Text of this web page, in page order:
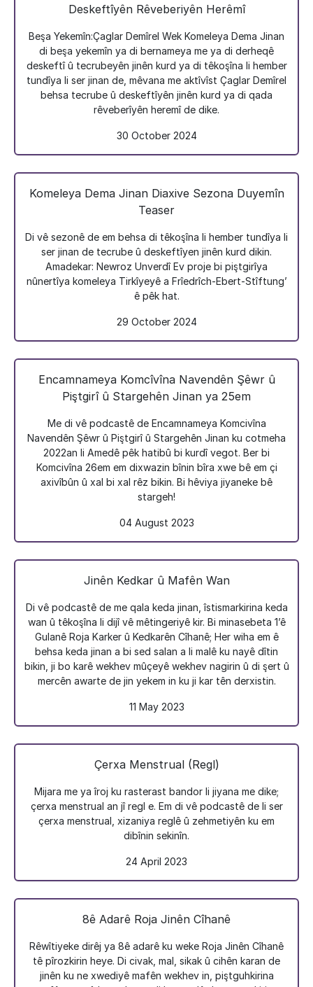
Deskeftîyên Rêveberiyên Herêmî
Beşa Yekemîn:Çaglar Demîrel Wek Komeleya Dema Jinan
di beşa yekemîn ya di bernameya me ya di derheqê
deskeftî û tecrubeyên jinên kurd ya di têkoşîna li hember
tundîya li ser jinan de, mêvana me aktîvîst Çaglar Demîrel
behsa tecrube û deskeftîyên jinên kurd ya di qada
rêveberîyên heremî de dike.
30 October 2024
Komeleya Dema Jinan Diaxive Sezona Duyemîn
Teaser
Di vê sezonê de em behsa di têkoşîna li hember tundîya li
ser jinan de tecrube û deskeftîyen jinên kurd dikin.
Amadekar: Newroz Unverdî Ev proje bi piştgirîya
nûnertîya komeleya Tirkîyeyê a Frîedrîch-Ebert-Stîftung’
ê pêk hat.
29 October 2024
Encamnameya Komcîvîna Navendên Şêwr û
Piştgirî û Stargehên Jinan ya 25em
Me di vê podcastê de Encamnameya Komcivîna
Navendên Şêwr û Piştgirî û Stargehên Jinan ku cotmeha
2022an li Amedê pêk hatibû bi kurdî vegot. Ber bi
Komcivîna 26em em dixwazin bînin bîra xwe bê em çi
axivîbûn û xal bi xal rêz bikin. Bi hêviya jiyaneke bê
stargeh!
04 August 2023
Jinên Kedkar û Mafên Wan
Di vê podcastê de me qala keda jinan, îstismarkirina keda
wan û têkoşîna li dijî vê mêtingeriyê kir. Bi minasebeta 1’ê
Gulanê Roja Karker û Kedkarên Cîhanê; Her wiha em ê
behsa keda jinan a bi sed salan a li malê ku nayê dîtin
bikin, ji bo karê wekhev mûçeyê wekhev nagirin û di şert û
mercên awarte de jin yekem in ku ji kar tên derxistin.
11 May 2023
Çerxa Menstrual (Regl)
Mijara me ya îroj ku rasterast bandor li jiyana me dike;
çerxa menstrual an jî regl e. Em di vê podcastê de li ser
çerxa menstrual, xizaniya reglê û zehmetiyên ku em
dibînin sekinîn.
24 April 2023
8ê Adarê Roja Jinên Cîhanê
Rêwîtiyeke dirêj ya 8ê adarê ku weke Roja Jinên Cîhanê
tê pîrozkirin heye. Di civak, mal, sikak û cihên karan de
jinên ku ne xwediyê mafên wekhev in, piştguhkirina